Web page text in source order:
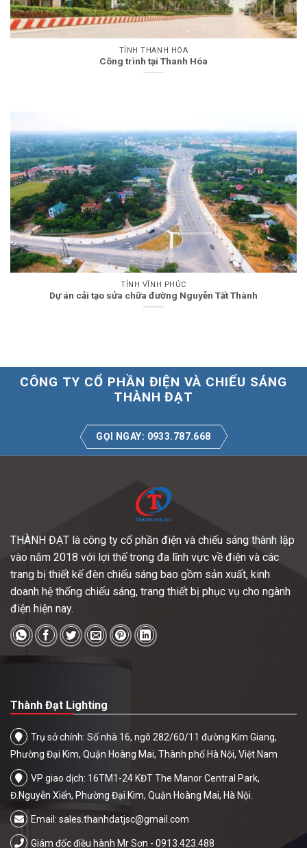
TỈNH THANH HÓA
Công trình tại Thanh Hóa
TỈNH VĨNH PHÚC
Dự án cải tạo sửa chữa đường Nguyễn Tất Thành
CÔNG TY CỔ PHẦN ĐIỆN VÀ CHIẾU SÁNG
THÀNH ĐẠT
GỌI NGAY: 0933.787.668
THÀNH ĐẠT là công ty cổ phần điện và chiếu sáng thành lập
vào năm 2018 với lợi thế trong đa lĩnh vực về điện và các
trang bị thiết kế đèn chiếu sáng bao gồm sản xuất, kinh
doanh hệ thống chiếu sáng, trang thiết bị phục vụ cho ngành
điện hiện nay.
Thành Đạt Lighting
Trụ sở chính: Số nhà 16, ngõ 282/60/11 đường Kim Giang,
Phường Đại Kim, Quận Hoàng Mai, Thành phố Hà Nội, Việt Nam
VP giao dịch: 16TM1-24 KĐT The Manor Central Park,
Đ.Nguyễn Xiển, Phường Đại Kim, Quận Hoàng Mai, Hà Nội.
Email: sales.thanhdatjsc@gmail.com
Giám đốc điều hành Mr Sơn - 0913.423.488